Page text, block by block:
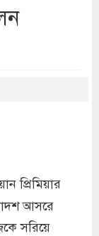
প্রিমিয়ার
আসরে
সরিয়ে